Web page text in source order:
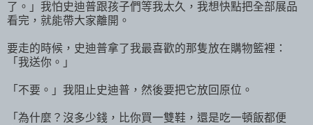
了。」我怕史迪普跟孩子們等我太久，我想快點把全部展品
看完，就能帶大家離開。
要走的時候，史迪普拿了我最喜歡的那隻放在購物籃裡：
「我送你。」
「不要。」我阻止史迪普，然後要把它放回原位。
「為什麼？沒多少錢，比你買一雙鞋，還是吃一頓飯都便